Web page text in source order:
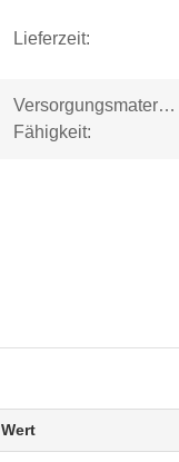
Lieferzeit:
Versorgungsmaterial-
Fähigkeit:
Wert